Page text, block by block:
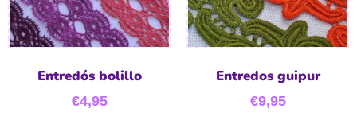
Entredós bolillo
€4,95
Entredos guipur
€9,95